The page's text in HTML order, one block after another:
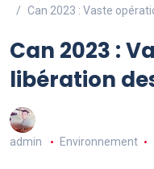
Can 2023 : Vaste
Can 2023 :
libération
admin Environnement